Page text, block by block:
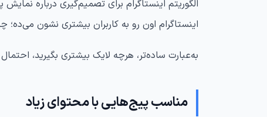
اینستاگرام اون رو به کاربران بیشتری نشون می‌ده؛
به‌عبارت ساده‌تر، هرچه لایک بیشتری بگیرید،
مناسب پیج‌هایی با محتوای زیاد